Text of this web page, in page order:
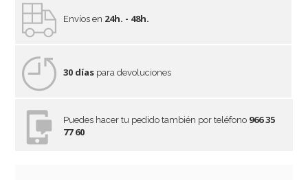
Envíos en 24h. - 48h.
30 días para devoluciones
Puedes hacer tu pedido también por teléfono 966 35
77 60